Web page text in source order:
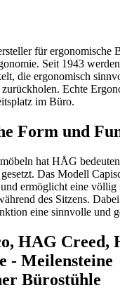
für ergonomische
Seit 1943
die ergonomisch
Echte
im Büro.
Form und
hat HÅG
Das Modell
ermöglicht eine völlig
des Sitzens.
eine sinnvolle und
HAG Creed,
- Meilensteine
Bürostühle